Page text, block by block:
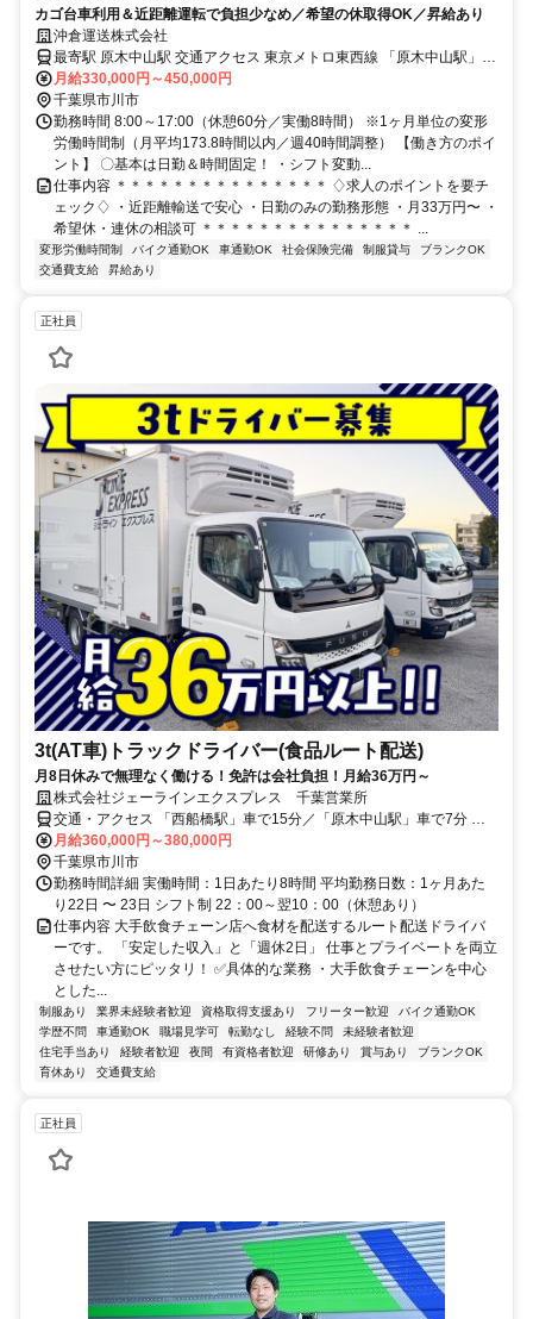
カゴ台車利用＆近距離運転で負担少なめ／希望の休取得OK／昇給あり
沖倉運送株式会社
最寄駅 原木中山駅 交通アクセス 東京メトロ東西線 「原木中山駅」よ
り徒歩17分
月給330,000円～450,000円
千葉県市川市
勤務時間 8:00～17:00（休憩60分／実働8時間） ※1ヶ月単位の変形
労働時間制（月平均173.8時間以内／週40時間調整） 【働き方のポイ
ント】 〇基本は日勤＆時間固定！ ・シフト変動...
仕事内容 ＊＊＊＊＊＊＊＊＊＊＊＊＊＊＊ ♢求人のポイントを要チ
ェック♢ ・近距離輸送で安心 ・日勤のみの勤務形態 ・月33万円〜 ・
希望休・連休の相談可 ＊＊＊＊＊＊＊＊＊＊＊＊＊＊＊ ...
変形労働時間制 バイク通勤OK 車通勤OK 社会保険完備 制服貸与
ブランクOK
交通費支給
昇給あり
正社員
3t(AT車)トラックドライバー(食品ルート配送)
月8日休みで無理なく働ける！免許は会社負担！月給36万円～
株式会社ジェーラインエクスプレス 千葉営業所
交通・アクセス 「西船橋駅」車で15分／「原木中山駅」車で7分 ◆
車バイク通勤OK
月給360,000円～380,000円
千葉県市川市
勤務時間詳細 実働時間：1日あたり8時間 平均勤務日数：1ヶ月あた
り22日 〜 23日 シフト制 22：00～翌10：00（休憩あり）
仕事内容 大手飲食チェーン店へ食材を配送するルート配送ドライバ
ーです。 「安定した収入」と「週休2日」 仕事とプライベートを両立
させたい方にピッタリ！ ✅具体的な業務 ・大手飲食チェーンを中心
とした...
制服あり 業界未経験者歓迎 資格取得支援あり フリーター歓迎
バイク通勤OK
学歴不問
車通勤OK 職場見学可 転勤なし 経験不問
未経験者歓迎
住宅手当あり
経験者歓迎 夜間 有資格者歓迎 研修あり 賞与あり
ブランクOK
育休あり
交通費支給
正社員